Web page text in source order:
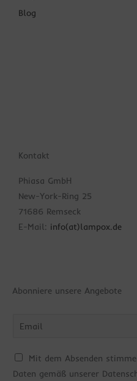
Blog
Kontakt
Phiasa GmbH
New-York-Ring 25
71686 Remseck
E-Mail: info(at)lampox.de
Abonniere unsere Angebote
C
h
Mit dem Absenden
Daten gemäß unserer
gib
im
CAPTCHA